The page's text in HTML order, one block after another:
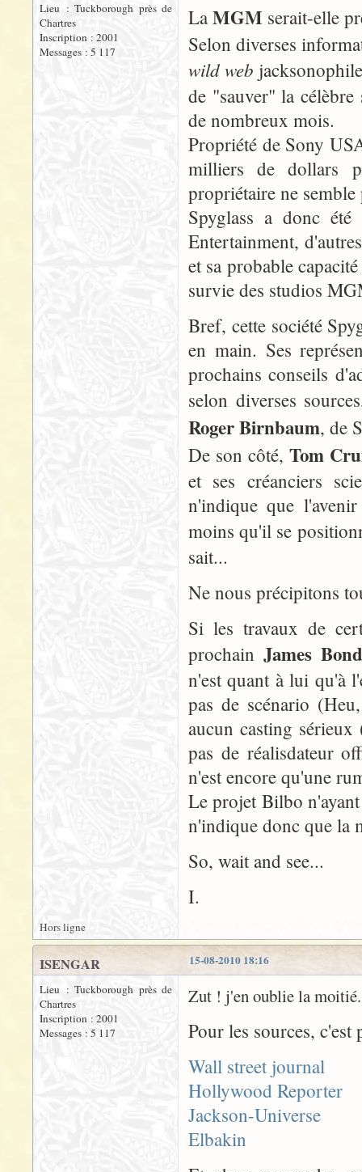
Lieu : Tuckborough près de
Chartres
Inscription : 2001
Messages : 5 117
La MGM serait-elle
Selon diverses
wild web
de "sauver" la
de nombreux mois.
Propriété de Sony
milliers de dollars
propriétaire ne
Spyglass a donc
Entertainment,
et sa probable
survie des studios
Bref, cette société
en main. Ses
prochains conseils
selon diverses
Roger Birnbaum, de
De son côté, Tom
et ses créanciers
n'indique que
moins qu'il se
sait...
Ne nous précipitons
Si les travaux de
prochain James Bond
n'est quant à lui qu'à
pas de scénario
aucun casting
pas de réalisdateur
n'est encore qu'une
Le projet Bilbo
n'indique donc que la
So, wait and see...
I.
Hors ligne
15-08-2010 18:16
ISENGAR
Lieu : Tuckborough près de
Chartres
Inscription : 2001
Messages : 5 117
Zut ! j'en oublie la
Pour les sources, c'est
Wall street journal
Hollywood Reporter
Jackson-Universe
Elbakin